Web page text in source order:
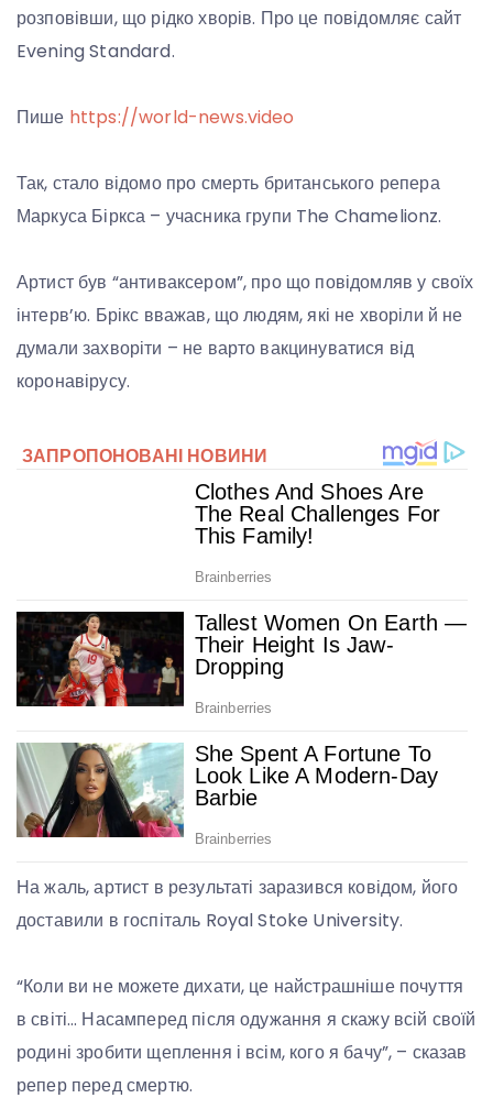
розповівши, що рідко хворів. Про це повідомляє сайт
Evening Standard.
Пише https://world-news.video
Так, стало відомо про смерть британського репера
Маркуса Біркса – учасника групи The Chamelionz.
Артист був “антиваксером”, про що повідомляв у своїх
інтерв’ю. Брікс вважав, що людям, які не хворіли й не
думали захворіти – не варто вакцинуватися від
коронавірусу.
На жаль, артист в результаті заразився ковідом, його
доставили в госпіталь Royal Stoke University.
“Коли ви не можете дихати, це найстрашніше почуття
в світі… Насамперед після одужання я скажу всій своїй
родині зробити щеплення і всім, кого я бачу”, – сказав
репер перед смертю.